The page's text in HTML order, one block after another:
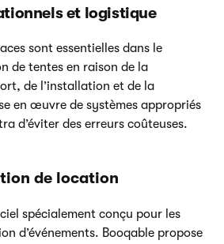
et logistique
sont essentielles dans le
de tentes en raison de la
de l’installation et de la
en œuvre de systèmes appropriés
d’éviter des erreurs coûteuses.
de location
spécialement conçu pour les
d’événements. Booqable propose